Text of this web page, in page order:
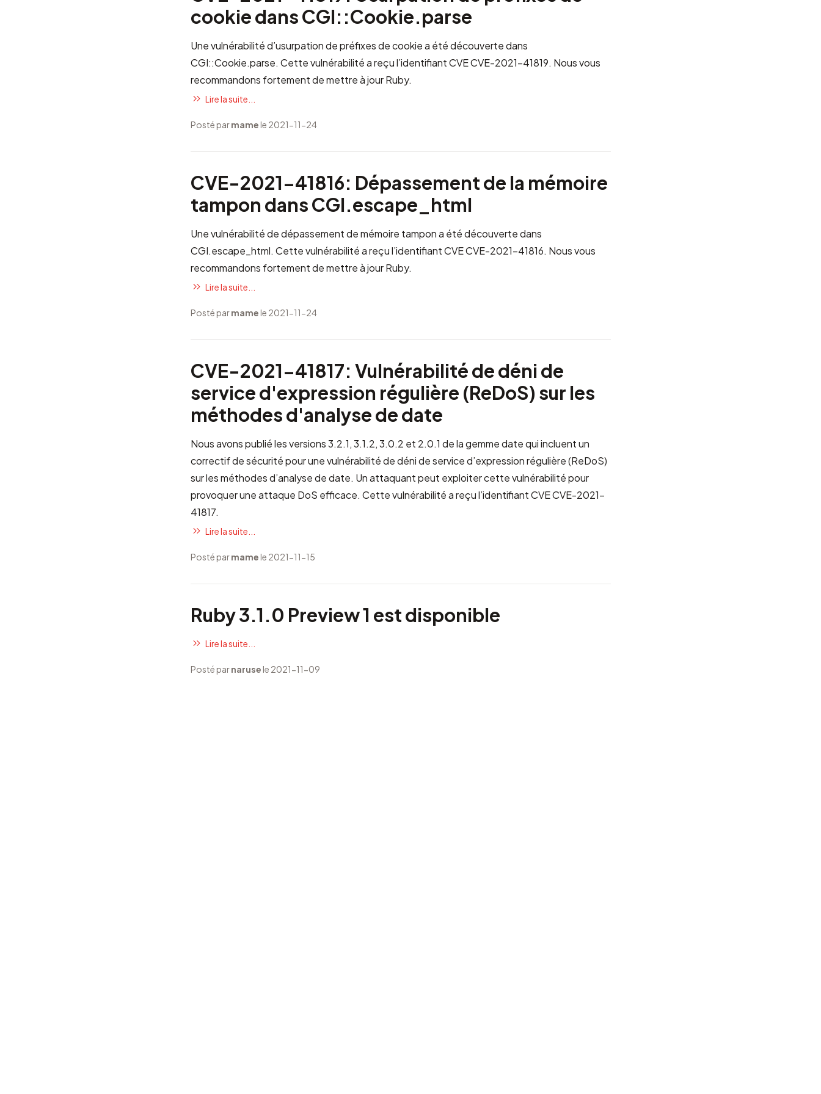
cookie dans CGI::Cookie.parse
Une vulnérabilité d’usurpation de préfixes de cookie a été découverte dans
CGI::Cookie.parse. Cette vulnérabilité a reçu l’identifiant CVECVE-2021-41819. Nous vous
recommandons fortement de mettre à jour Ruby.
Lire la suite...
Posté parmame le 2021-11-24
CVE-2021-41816: Dépassement de la mémoire
tampon dans CGI.escape_html
Une vulnérabilité de dépassement de mémoire tampon a été découverte dans
CGI.escape_html. Cette vulnérabilité a reçu l’identifiant CVECVE-2021-41816. Nous vous
recommandons fortement de mettre à jour Ruby.
Lire la suite...
Posté parmame le 2021-11-24
CVE-2021-41817: Vulnérabilité de déni de
service d'expression régulière (ReDoS) sur les
méthodes d'analyse de date
Nous avons publié les versions 3.2.1, 3.1.2, 3.0.2 et 2.0.1 de la gemme date qui incluent un
correctif de sécurité pour une vulnérabilité de déni de service d’expression régulière (ReDoS)
sur les méthodes d’analyse de date. Un attaquant peut exploiter cette vulnérabilité pour
provoquer une attaque DoS efficace. Cette vulnérabilité a reçu l’identifiant CVECVE-2021-
41817.
Lire la suite...
Posté parmame le 2021-11-15
Ruby 3.1.0 Preview 1 est disponible
Lire la suite...
Posté parnaruse le 2021-11-09